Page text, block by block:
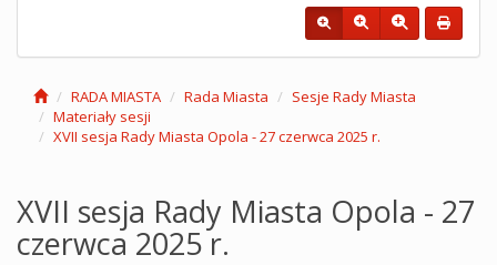
RADA MIASTA Rada Miasta
Sesje Rady Miasta
Materiały sesji
XVII sesja Rady Miasta Opola - 27 czerwca 2025 r.
XVII sesja Rady Miasta Opola - 27
czerwca 2025 r.